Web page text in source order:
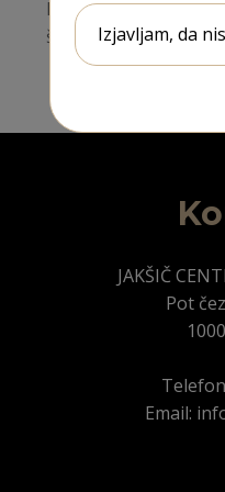
Izjavljam, da
Možnost izdelave
škatlo. Za več info
JAKŠIČ
Pot
Email: